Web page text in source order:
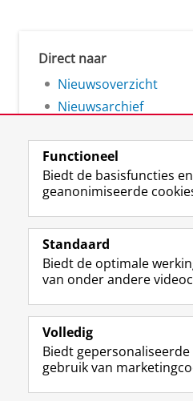
Direct naar
Nieuwsoverzicht
Nieuwsarchief
Volg de RUG
Studiekiezers
Alumni
Over ons
Functioneel
Biedt de basisfuncties
geanonimiseerde
Standaard
Biedt de optimale
van onder andere
Volledig
Biedt
gebruik van